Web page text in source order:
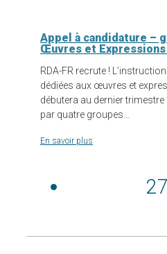
Appel à candidature –
Œuvres et
RDA-FR recrute !
dédiées aux œuvres et
débutera au dernier trimestre
par quatre groupes…
En savoir plus